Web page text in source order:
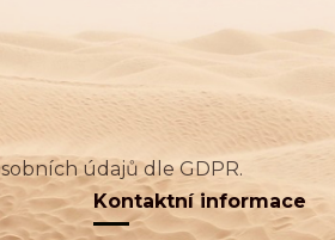
údajů dle GDPR.
Kontaktní informace